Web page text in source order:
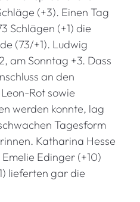
(+3). Einen Tag
Schlägen (+1) die
(73/+1). Ludwig
am Sonntag +3. Dass
an den
Rot sowie
werden konnte, lag
Tagesform
Katharina Hesse
Edinger (+10)
lieferten gar die